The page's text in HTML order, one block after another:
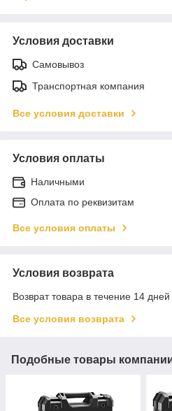
Условия доставки
Самовывоз
Транспортная компания
Все условия доставки
Условия оплаты
Наличными
Оплата по реквизитам
Все условия оплаты
Условия возврата
Возврат товара в течение 14
Все условия возврата
Подобные товары